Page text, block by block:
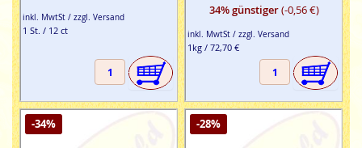
inkl. MwtSt / zzgl. Versand
1 St. / 12 ct
34% günstiger(-0,56 €)
inkl. MwtSt / zzgl. Versand
1kg / 72,70 €
-34% -28%